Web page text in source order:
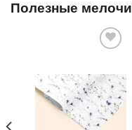
Полезные мелочи
желаний